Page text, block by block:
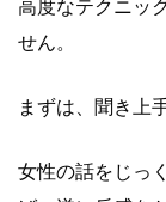
高度なテクニッ
せん。
まずは、聞き上
女性の話をじっ